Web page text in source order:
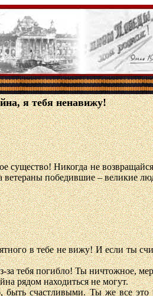
я тебя ненавижу!
существо! Никогда не
ветераны победившие – великие
в тебе не вижу! И если ты
тебя погибло! Ты ничтожное,
рядом находиться не могут.
счастливыми. Ты же все это